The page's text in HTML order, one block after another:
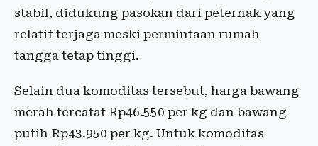
stabil, didukung pasokan dari peternak yang
relatif terjaga meski permintaan rumah
tangga tetap tinggi.
Selain dua komoditas tersebut, harga bawang
merah tercatat Rp46.550 per kg dan bawang
putih Rp43.950 per kg. Untuk komoditas